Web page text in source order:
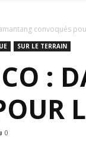
convoqués
SUR LE TERRAIN
:
0